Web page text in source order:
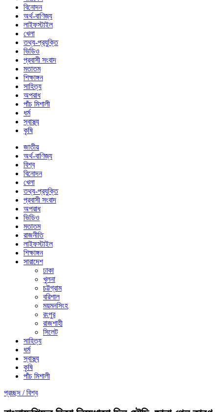
বিনোদন
অর্থ-বাণিজ্য
লাইফস্টাইল
খেলা
তথ্য-প্রযুক্তি
ভিডিও
প্রবাসী সংবাদ
মতাতম
শিক্ষাঙ্গন
সাহিত্য
অপরাধ
পাঁচ মিশালী
ধর্ম
স্বাস্থ্য
কৃষি
জাতীয়
অর্থ-বাণিজ্য
বিশ্ব
বিনোদন
খেলা
তথ্য-প্রযুক্তি
প্রবাসী সংবাদ
অপরাধ
ভিডিও
মতাতম
রাজনীতি
লাইফস্টাইল
শিক্ষাঙ্গন
সারাদেশ
ঢাকা
খুলনা
চট্টগ্রাম
বরিশাল
ময়মনসিংহ
রংপুর
রাজশাহী
সিলেট
সাহিত্য
ধর্ম
স্বাস্থ্য
কৃষি
পাঁচ মিশালী
প্রচ্ছদ /বিশ্ব